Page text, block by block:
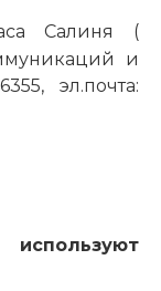
Салиня (
и
эл.почта: